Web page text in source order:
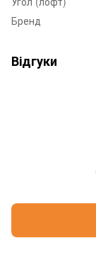
Бренд
Відгуки